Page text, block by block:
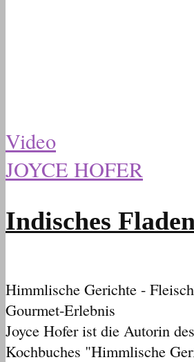
Video
JOYCE HOFER
Indisches
Himmlische Gerichte -
Gourmet-Erlebnis
Joyce Hofer ist die Autorin
Kochbuches "Himmlische